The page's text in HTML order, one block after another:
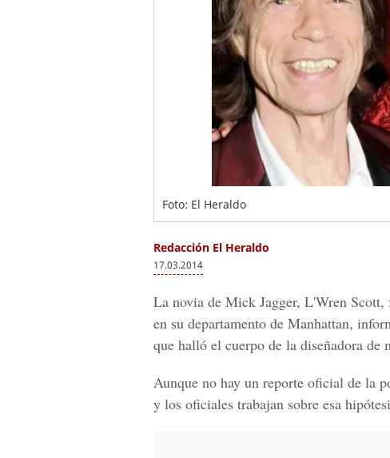
Foto: El Heraldo
Redacción El Heraldo
17.03.2014
La novia de Mick Jagger, L'Wren Scott,
en su departamento de Manhattan,
que halló el cuerpo de la diseñadora de
Aunque no hay un reporte oficial de la
y los oficiales trabajan sobre esa